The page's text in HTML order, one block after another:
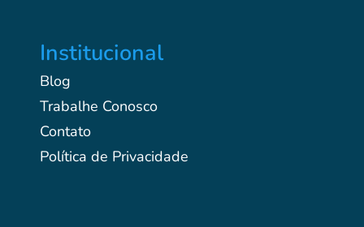
Institucional
Blog
Trabalhe Conosco
Contato
Política de Privacidade